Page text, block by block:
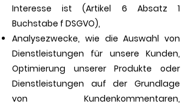
Interesse ist (Artikel 6 Absatz 1
Buchstabe f DSGVO),
Analysezwecke, wie die Auswahl von
Dienstleistungen für unsere Kunden,
Optimierung unserer Produkte oder
Dienstleistungen auf der Grundlage
von Kundenkommentaren,